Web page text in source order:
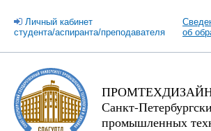
Личный кабинет
студента/аспиранта/преподавателя
об
Санкт-
промышленных